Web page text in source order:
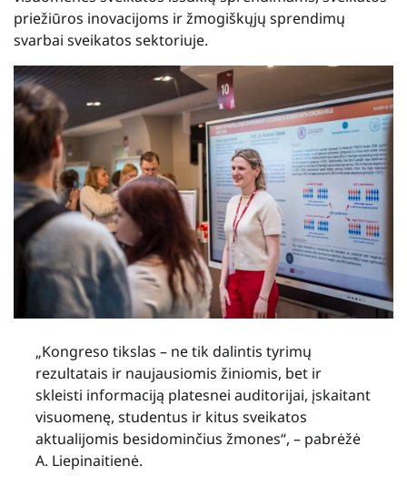
priežiūros inovacijoms ir žmogiškųjų sprendimų
svarbai sveikatos sektoriuje.
„Kongreso tikslas – ne tik dalintis tyrimų
rezultatais ir naujausiomis žiniomis, bet ir
skleisti informaciją platesnei auditorijai, įskaitant
visuomenę, studentus ir kitus sveikatos
aktualijomis besidominčius žmones“, – pabrėžė
A. Liepinaitienė.